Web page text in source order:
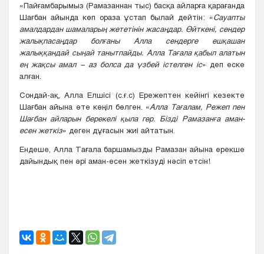
«Пайғамбарымыз (Рамазаннан тыс) басқа айларға қарағанда
Шағбан айында көп ораза ұстап былай дейтін: «Сауапты
амалдардан шамаларың жететінін жасаңдар. Өйткені, сендер
жалықпасаңдар болғаны Алла сендерге ешқашан
жалыққандай сыңай танытпайды. Алла Тағала қабыл алатын
ең жақсы амал − аз болса да үзбей істелген іс» деп еске
алған.
Сондай-ақ, Алла Елшісі (с.ғ.с) Ережептен кейінгі кезекте
Шағбан айына өте көңіл бөлген. «Алла Тағалам, Режеп пен
Шағбан айларын берекелі қыла гөр. Бізді Рамазанға аман-
есен жеткіз» деген дұғасын жиі айтатын.
Ендеше, Алла Тағала баршамызды Рамазан айына ерекше
дайындық пен әрі аман-есен жеткізуді нәсіп етсін!